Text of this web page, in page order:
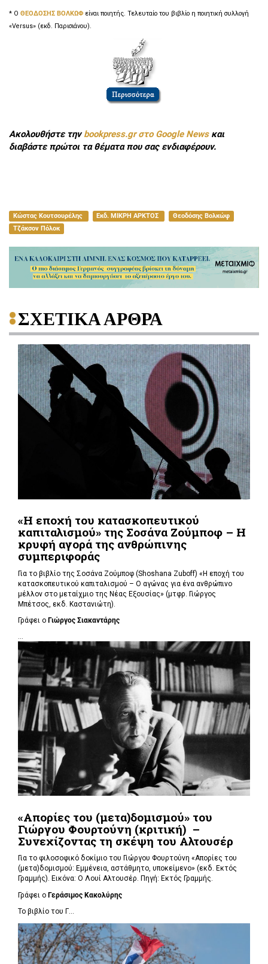
* Ο ΘΕΟΔΟΣΗΣ ΒΟΛΚΩΦ είναι ποιητής. Τελευταίο του βιβλίο η ποιητική συλλογή
«Versus» (εκδ. Παρισιάνου).
Ακολουθήστε τηνbookpress.gr στο Google Newsκαι
διαβάστε πρώτοι τα θέματα που σας ενδιαφέρουν.
Κώστας Κουτσουρέλης Εκδ. ΜΙΚΡΗ ΑΡΚΤΟΣ
Θεοδόσης Βολκώφ
Τζάκσον Πόλοκ
ΣΧΕΤΙΚΑ ΑΡΘΡΑ
«Η εποχή του κατασκοπευτικού
καπιταλισμού» της Σοσάνα Ζούμποφ – Η
κρυφή αγορά της ανθρώπινης
συμπεριφοράς
Για το βιβλίο της Σοσάνα Ζούμποφ (Shoshana Zuboff) «Η εποχή του
κατασκοπευτικού καπιταλισμού – Ο αγώνας για ένα ανθρώπινο
μέλλον στο μεταίχμιο της Νέας Εξουσίας» (μτφρ. Γιώργος
Μπέτσος, εκδ. Καστανιώτη).
Γράφει ο Γιώργος Σιακαντάρης
...
«Απορίες του (μετα)δομισμού» του
Γιώργου Φουρτούνη (κριτική) –
Συνεχίζοντας τη σκέψη του Αλτουσέρ
Για το φιλοσοφικό δοκίμιο του Γιώργου Φουρτούνη «Απορίες του
(μετα)δομισμού: Εμμένεια, αστάθμητο, υποκείμενο» (εκδ. Εκτός
Γραμμής). Εικόνα: Ο Λουί Αλτουσέρ. Πηγή: Εκτός Γραμμής.
Γράφει ο Γεράσιμος Κακολύρης
Το βιβλίο του Γ...